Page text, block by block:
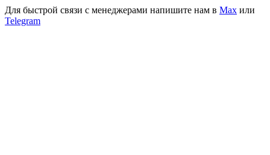
Для быстрой связи с менеджерами напишите нам в Мах или
Telegram